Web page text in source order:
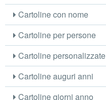
Cartoline con nome
Cartoline per persone
Cartoline personalizzate
Cartoline auguri anni
Cartoline giorni anno